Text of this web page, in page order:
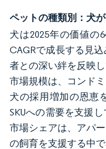
ペットの種類別：犬
犬は2025年の価値の
CAGRで成長する見
者との深い絆を反映
市場規模は、コンド
犬の採用増加の恩恵
SKUへの需要を支援
市場シェアは、アパ
の飼育を支援する中